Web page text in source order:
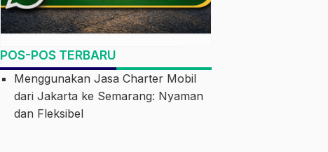
POS-POS TERBARU
Menggunakan Jasa Charter Mobil
dari Jakarta ke Semarang: Nyaman
dan Fleksibel